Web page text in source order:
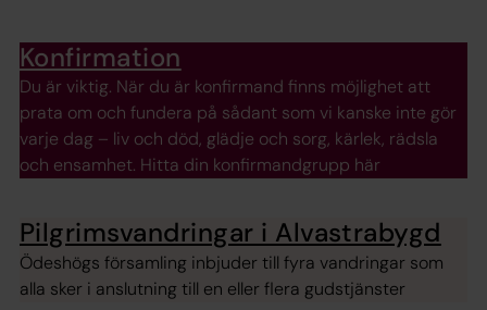
Konfirmation
Du är viktig. När du är konfirmand finns möjlighet att
prata om och fundera på sådant som vi kanske inte gör
varje dag – liv och död, glädje och sorg, kärlek, rädsla
och ensamhet. Hitta din konfirmandgrupp här
Pilgrimsvandringar i Alvastrabygd
Ödeshögs församling inbjuder till fyra vandringar som
alla sker i anslutning till en eller flera gudstjänster